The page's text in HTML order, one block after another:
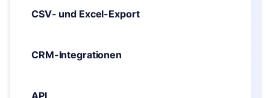
CSV- und Excel-Export
CRM-Integrationen